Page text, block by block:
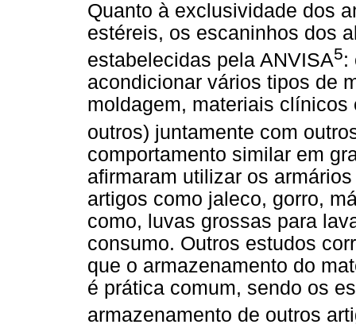
Quanto à exclusividade dos
estéreis, os escaninhos dos
estabelecidas pela ANVISA5:
acondicionar vários tipos de
moldagem, materiais
outros) juntamente com
comportamento similar em
afirmaram utilizar os
artigos como jaleco, gorro,
como, luvas grossas para
consumo. Outros estudos
que o armazenamento do
é prática comum, sendo os
armazenamento de outros